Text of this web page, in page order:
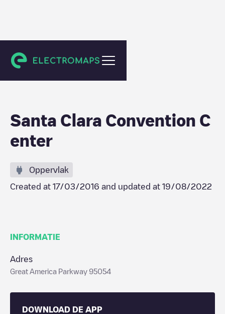
Santa Clara
Santa Clara Convention C
enter
Oppervlak
Created at 17/03/2016 and updated at 19/08/2022
INFORMATIE
Adres
Great America Parkway 95054
DOWNLOAD DE APP